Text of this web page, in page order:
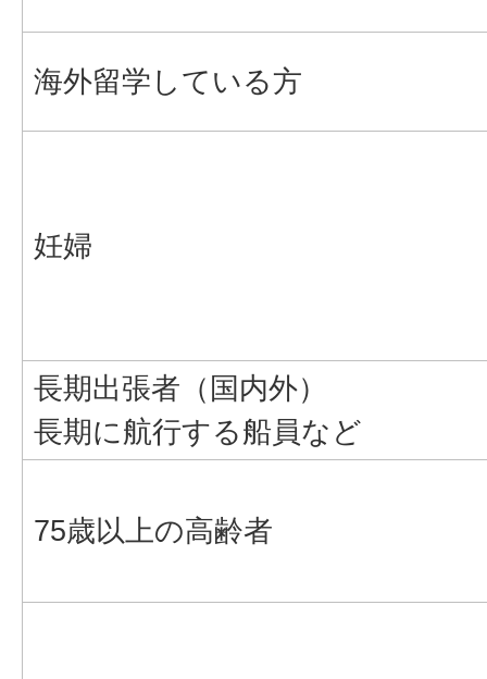
海外留学している方
妊婦
長期出張者（国内外）
長期に航行する船員など
75歳以上の高齢者